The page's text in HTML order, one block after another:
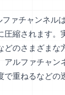
ァチャンネル
圧縮されます。
どのさまざまな
アルファチャン
で重ねるなどの